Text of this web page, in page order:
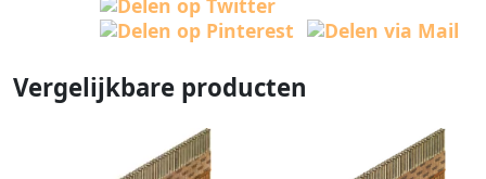
Vergelijkbare producten